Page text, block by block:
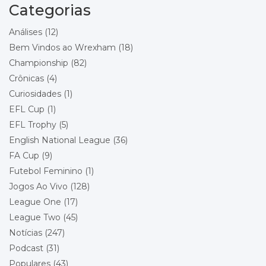
Charlton Athletic
Local: Racecourse Ground
Championship - Round 21
Bolton Wanderers
Wrexham
Local: Toughsheet Community Stadium
Championship - Round 22
Wrexham
Queens Park Rangers
Local: Racecourse Ground
Championship - Round 23
Stoke City
Wrexham
Local: Bet365 Stadium
Championship - Round 24
Wrexham
Blackburn Rovers
Categorias
Análises (12)
Bem Vindos ao Wrexham (18)
Championship (82)
Crônicas (4)
Curiosidades (1)
EFL Cup (1)
EFL Trophy (5)
English National League (36)
FA Cup (9)
Futebol Feminino (1)
Jogos Ao Vivo (128)
League One (17)
League Two (45)
Notícias (247)
Podcast (31)
Populares (43)